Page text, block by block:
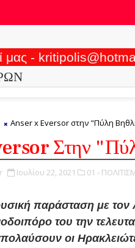
μας -
Anser x Eversor στην "Πύλη
Στην
Ιουλίου 22, 2021 01 -
παράσταση με τον
του την
οι